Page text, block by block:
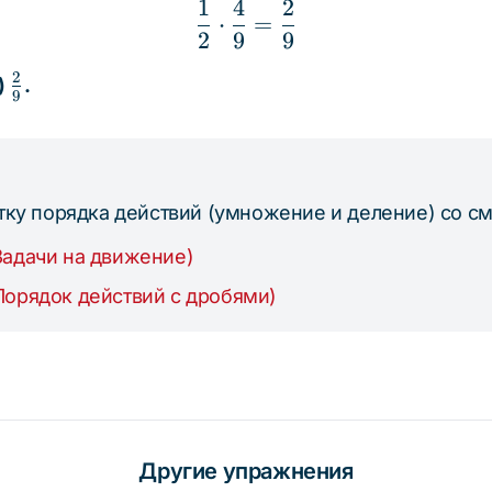
\frac{1}{2} \cdot
2
1
⋅
9
4
=
9
2
\frac{2}
{9}
9
2 .
порядка действий (умножение и деление) со
на движение)
действий с дробями)
Другие упражнения